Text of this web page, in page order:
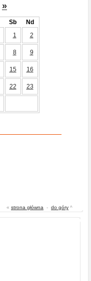
»
Sb
Nd
1
2
8 9
15 16
22 23
« strona główna - do góry ^